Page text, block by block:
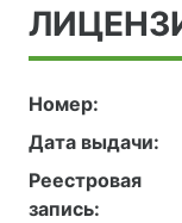
Номер:
Дата выдачи:
Реестровая
запись: